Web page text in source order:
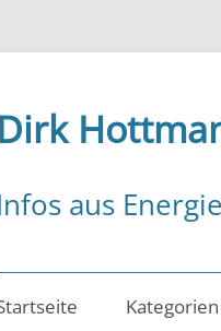
Dirk
aus
Kategorien